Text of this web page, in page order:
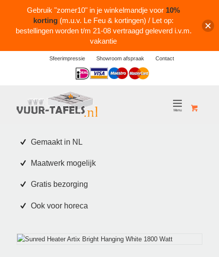
Sfeerimpressie Showroom afspraak Contact
Logos
Gemaakt in NL
Maatwerk mogelijk
Gratis bezorging
Ook voor horeca
Gebruik "zomer10" in je winkelmandje voor 10%
korting (m.u.v. Le Feu & kortingen) / Let op:
bestellingen worden t/m 21-08 vertraagd geleverd i.v.m.
vakantie